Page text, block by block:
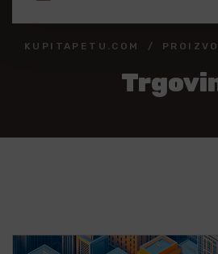
KUPITAPETU.COM